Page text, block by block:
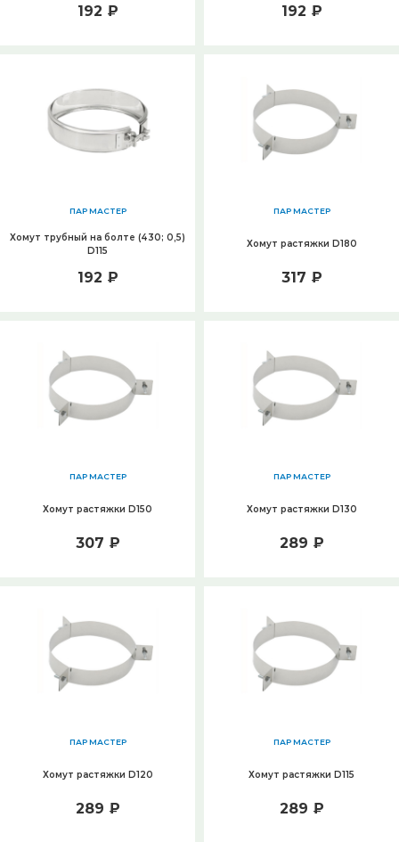
192 ₽ 192 ₽
ПАР МАСТЕР
Хомут трубный на болте (430; 0,5)
D115
192 ₽
ПАР МАСТЕР
Хомут растяжки D180
317 ₽
ПАР МАСТЕР
Хомут растяжки D150
307 ₽
ПАР МАСТЕР
Хомут растяжки D130
289 ₽
ПАР МАСТЕР
Хомут растяжки D120
289 ₽
ПАР МАСТЕР
Хомут растяжки D115
289 ₽